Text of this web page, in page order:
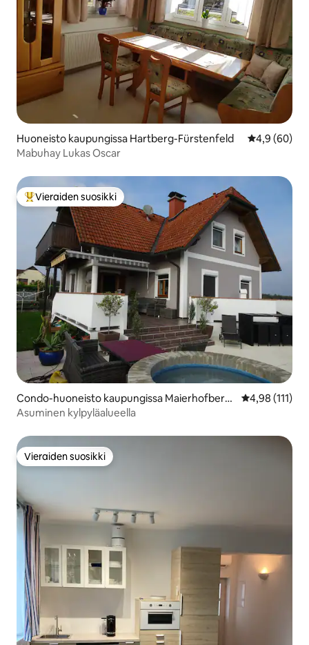
Huoneisto kaupungissa Hartberg-Fürstenfeld
4,9 (60)
Mabuhay Lukas Oscar
Vieraiden suosikkien parhaimmistoa
Vieraiden suosikki
Condo-huoneisto kaupungissa Maierhofberg
en
4,98 (111)
Asuminen kylpyläalueella
Vieraiden suosikki
Vieraiden suosikki